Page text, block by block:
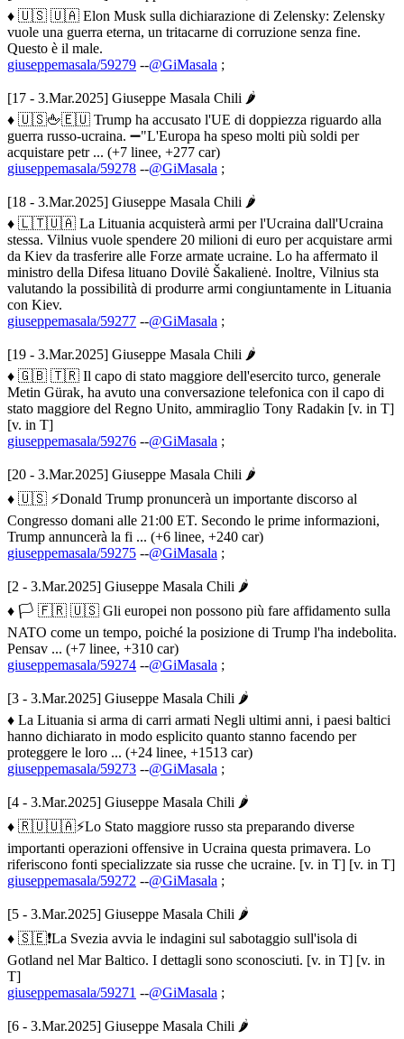
♦ 🇺🇸 🇺🇦 Elon Musk sulla dichiarazione di Zelensky: Zelensky
vuole una guerra eterna, un tritacarne di corruzione senza fine.
Questo è il male.
giuseppemasala/59279 --@GiMasala ;
[17 - 3.Mar.2025] Giuseppe Masala Chili 🌶
♦ 🇺🇸🖕🇪🇺 Trump ha accusato l'UE di doppiezza riguardo alla
guerra russo-ucraina. ➖"L'Europa ha speso molti più soldi per
acquistare petr ... (+7 linee, +277 car)
giuseppemasala/59278 --@GiMasala ;
[18 - 3.Mar.2025] Giuseppe Masala Chili 🌶
♦ 🇱🇹🇺🇦 La Lituania acquisterà armi per l'Ucraina dall'Ucraina
stessa. Vilnius vuole spendere 20 milioni di euro per acquistare armi
da Kiev da trasferire alle Forze armate ucraine. Lo ha affermato il
ministro della Difesa lituano Dovilė Šakalienė. Inoltre, Vilnius sta
valutando la possibilità di produrre armi congiuntamente in Lituania
con Kiev.
giuseppemasala/59277 --@GiMasala ;
[19 - 3.Mar.2025] Giuseppe Masala Chili 🌶
♦ 🇬🇧 🇹🇷 Il capo di stato maggiore dell'esercito turco, generale
Metin Gürak, ha avuto una conversazione telefonica con il capo di
stato maggiore del Regno Unito, ammiraglio Tony Radakin [v. in T]
[v. in T]
giuseppemasala/59276 --@GiMasala ;
[20 - 3.Mar.2025] Giuseppe Masala Chili 🌶
♦ 🇺🇸 ⚡️Donald Trump pronuncerà un importante discorso al
Congresso domani alle 21:00 ET. Secondo le prime informazioni,
Trump annuncerà la fi ... (+6 linee, +240 car)
giuseppemasala/59275 --@GiMasala ;
[2 - 3.Mar.2025] Giuseppe Masala Chili 🌶
♦ 🏳️ 🇫🇷 🇺🇸 Gli europei non possono più fare affidamento sulla
NATO come un tempo, poiché la posizione di Trump l'ha indebolita.
Pensav ... (+7 linee, +310 car)
giuseppemasala/59274 --@GiMasala ;
[3 - 3.Mar.2025] Giuseppe Masala Chili 🌶
♦ La Lituania si arma di carri armati Negli ultimi anni, i paesi baltici
hanno dichiarato in modo esplicito quanto stanno facendo per
proteggere le loro ... (+24 linee, +1513 car)
giuseppemasala/59273 --@GiMasala ;
[4 - 3.Mar.2025] Giuseppe Masala Chili 🌶
♦ 🇷🇺🇺🇦⚡️Lo Stato maggiore russo sta preparando diverse
importanti operazioni offensive in Ucraina questa primavera. Lo
riferiscono fonti specializzate sia russe che ucraine. [v. in T] [v. in T]
giuseppemasala/59272 --@GiMasala ;
[5 - 3.Mar.2025] Giuseppe Masala Chili 🌶
♦ 🇸🇪❗️La Svezia avvia le indagini sul sabotaggio sull'isola di
Gotland nel Mar Baltico. I dettagli sono sconosciuti. [v. in T] [v. in
T]
giuseppemasala/59271 --@GiMasala ;
[6 - 3.Mar.2025] Giuseppe Masala Chili 🌶